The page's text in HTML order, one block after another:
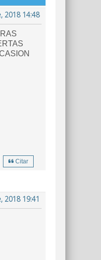
2018 14:48
Citar
2018 19:41